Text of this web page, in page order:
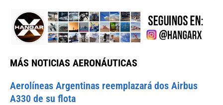
MÁS NOTICIAS AERONÁUTICAS
Aerolíneas Argentinas reemplazará dos Airbus
A330 de su flota